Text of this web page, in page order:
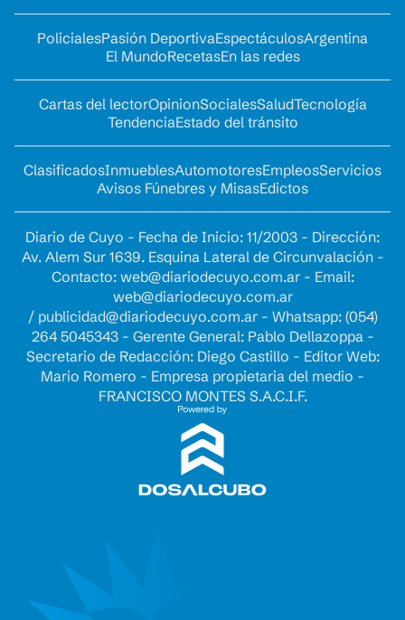
PolicialesPasión DeportivaEspectáculosArgentina
El MundoRecetasEn las redes
Cartas del lectorOpinionSocialesSaludTecnología
TendenciaEstado del tránsito
ClasificadosInmueblesAutomotoresEmpleosServicios
Avisos Fúnebres y MisasEdictos
Diario de Cuyo - Fecha de Inicio: 11/2003 - Dirección:
Av. Alem Sur 1639. Esquina Lateral de Circunvalación -
Contacto: web@diariodecuyo.com.ar- Email:
web@diariodecuyo.com.ar
/ publicidad@diariodecuyo.com.ar- Whatsapp: (054)
264 5045343 - Gerente General: Pablo Dellazoppa -
Secretario de Redacción: Diego Castillo - Editor Web:
Mario Romero - Empresa propietaria del medio -
FRANCISCO MONTES S.A.C.I.F.